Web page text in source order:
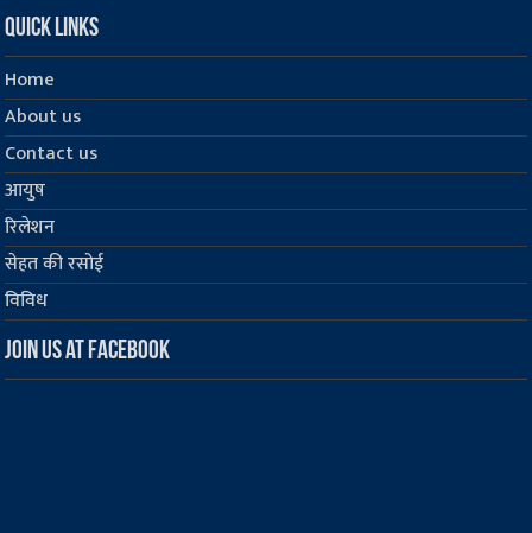
Quick Links
Home
About us
Contact us
आयुष
रिलेशन
सेहत की रसोई
विविध
Join us at Facebook